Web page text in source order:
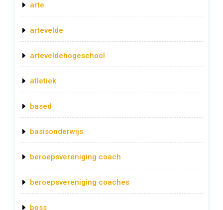
arte
artevelde
arteveldehogeschool
atletiek
based
basisonderwijs
beroepsvereniging coach
beroepsvereniging coaches
boss